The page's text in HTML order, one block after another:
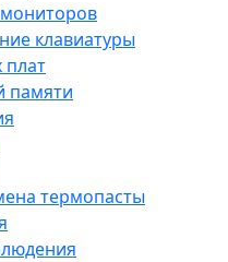
клавиатуры
плат
памяти
термопасты